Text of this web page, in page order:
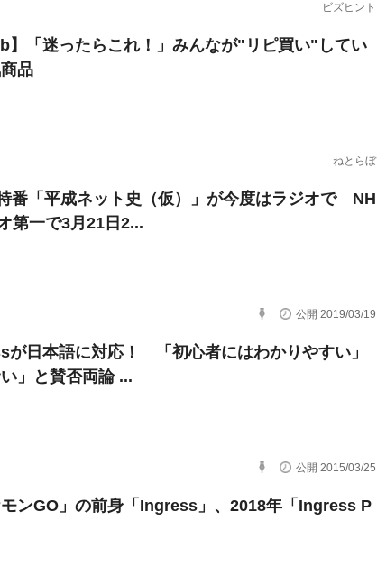
ビズヒント
】「迷ったらこれ！」みんなが"リピ買い"してい
品
ねとらぼ
番「平成ネット史（仮）」が今度はラジオで NH
第一で3月21日2...
公開 2019/03/19
が日本語に対応！ 「初心者にはわかりやすい」
い」と賛否両論 ...
公開 2015/03/25
モンGO」の前身「Ingress」、2018年「Ingress P